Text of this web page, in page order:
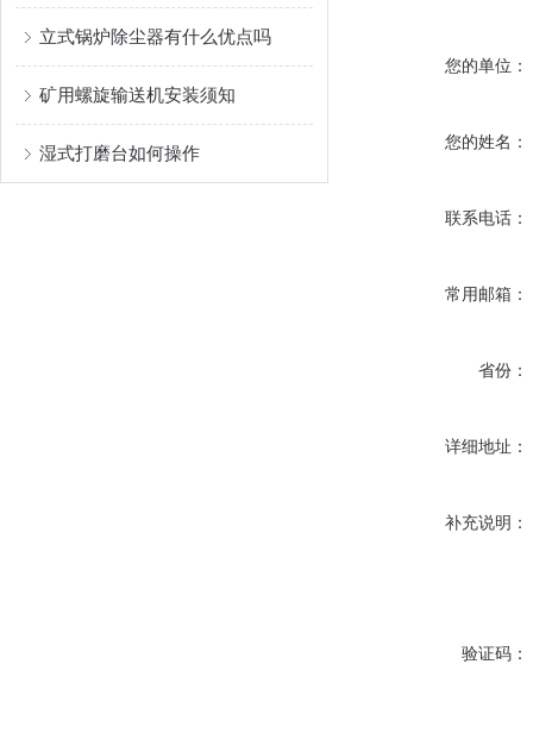
立式锅炉除尘器有什么优点吗
矿用螺旋输送机安装须知
湿式打磨台如何操作
您的单位：
您的姓名：
联系电话：
常用邮箱：
省份：
详细地址：
补充说明：
验证码：